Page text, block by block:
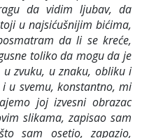
da vidim ljubav, da
u najsićušnijim bićima,
da li se kreće,
toliko da mogu da je
zvuku, u znaku, obliku i
u svemu, konstantno, mi
joj izvesni obrazac
slikama, zapisao sam
sam osetio, zapazio,